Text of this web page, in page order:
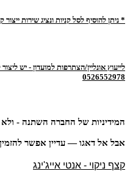
* ניתן להוסיף לסל קניות ונציג שירות
0526552978
המידיניות של החברה השתנה -
אבל אל דאגו — עדיין אפשר
קצף ניקוי - אנטי אייג'ינג